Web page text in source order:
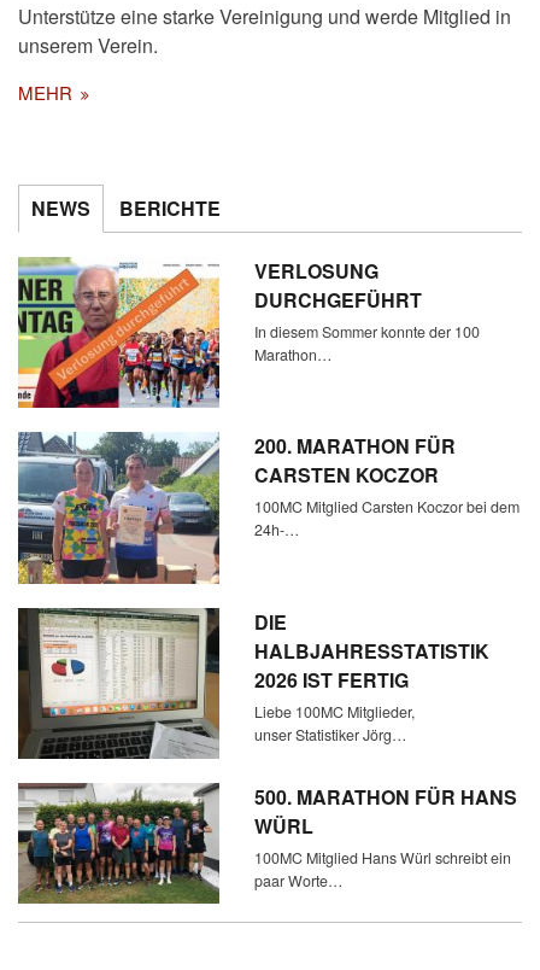
Unterstütze eine starke Vereinigung und werde Mitglied in
unserem Verein.
MEHR
NEWS BERICHTE
VERLOSUNG
DURCHGEFÜHRT
In diesem Sommer konnte der 100
Marathon…
200. MARATHON FÜR
CARSTEN KOCZOR
100MC Mitglied Carsten Koczor bei dem
24h-…
DIE
HALBJAHRESSTATISTIK
2026 IST FERTIG
Liebe 100MC Mitglieder,
unser Statistiker Jörg…
500. MARATHON FÜR HANS
WÜRL
100MC Mitglied Hans Würl schreibt ein
paar Worte…